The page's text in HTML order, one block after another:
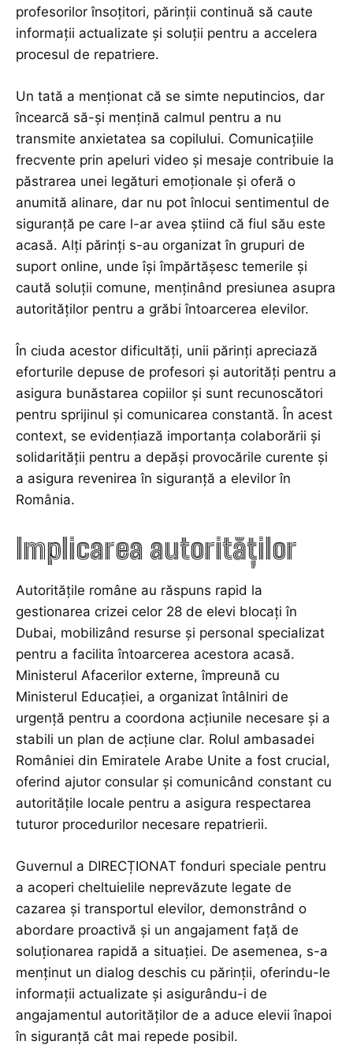
profesorilor însoțitori, părinții continuă să caute
informații actualizate și soluții pentru a accelera
procesul de repatriere.
Un tată a menționat că se simte neputincios, dar
încearcă să-și mențină calmul pentru a nu
transmite anxietatea sa copilului. Comunicațiile
frecvente prin apeluri video și mesaje contribuie la
păstrarea unei legături emoționale și oferă o
anumită alinare, dar nu pot înlocui sentimentul de
siguranță pe care l-ar avea știind că fiul său este
acasă. Alți părinți s-au organizat în grupuri de
suport online, unde își împărtășesc temerile și
caută soluții comune, menținând presiunea asupra
autorităților pentru a grăbi întoarcerea elevilor.
În ciuda acestor dificultăți, unii părinți apreciază
eforturile depuse de profesori și autorități pentru a
asigura bunăstarea copiilor și sunt recunoscători
pentru sprijinul și comunicarea constantă. În acest
context, se evidențiază importanța colaborării și
solidarității pentru a depăși provocările curente și
a asigura revenirea în siguranță a elevilor în
România.
Implicarea autorităților
Autoritățile române au răspuns rapid la
gestionarea crizei celor 28 de elevi blocați în
Dubai, mobilizând resurse și personal specializat
pentru a facilita întoarcerea acestora acasă.
Ministerul Afacerilor externe, împreună cu
Ministerul Educației, a organizat întâlniri de
urgență pentru a coordona acțiunile necesare și a
stabili un plan de acțiune clar. Rolul ambasadei
României din Emiratele Arabe Unite a fost crucial,
oferind ajutor consular și comunicând constant cu
autoritățile locale pentru a asigura respectarea
tuturor procedurilor necesare repatrierii.
Guvernul a DIRECȚIONAT fonduri speciale pentru
a acoperi cheltuielile neprevăzute legate de
cazarea și transportul elevilor, demonstrând o
abordare proactivă și un angajament față de
soluționarea rapidă a situației. De asemenea, s-a
menținut un dialog deschis cu părinții, oferindu-le
informații actualizate și asigurându-i de
angajamentul autorităților de a aduce elevii înapoi
în siguranță cât mai repede posibil.